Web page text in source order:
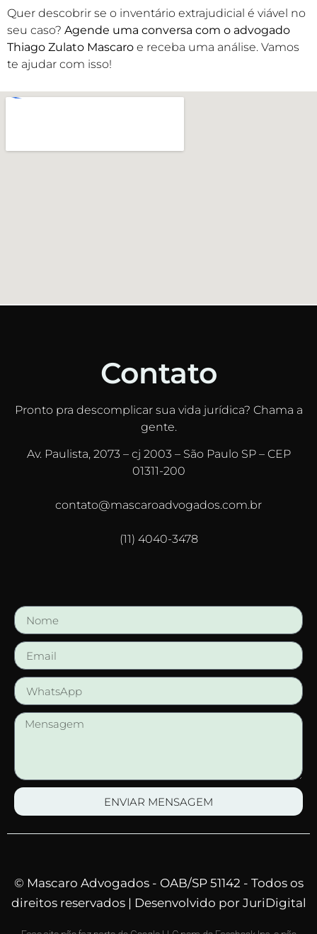
Quer descobrir se o inventário extrajudicial é viável no
seu caso? Agende uma conversa com o advogado
Thiago Zulato Mascaro e receba uma análise. Vamos
te ajudar com isso!
Contato
Pronto pra descomplicar sua vida jurídica? Chama a
gente.
Av. Paulista, 2073 – cj 2003 – São Paulo SP – CEP
01311-200
contato@mascaroadvogados.com.br
(11) 4040-3478
ENVIAR MENSAGEM
© Mascaro Advogados - OAB/SP 51142 - Todos os
direitos reservados | Desenvolvido por JuriDigital